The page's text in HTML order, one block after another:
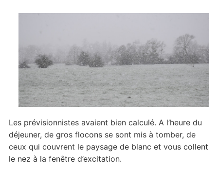
Les prévisionnistes avaient bien calculé. A l’heure du
déjeuner, de gros flocons se sont mis à tomber, de
ceux qui couvrent le paysage de blanc et vous collent
le nez à la fenêtre d’excitation.